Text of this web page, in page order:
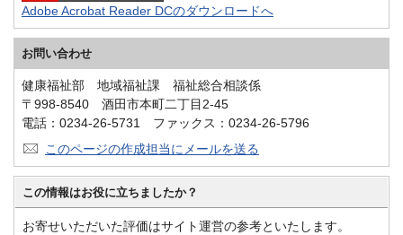
Adobe Acrobat Reader DCのダウンロードへ
お問い合わせ
健康福祉部 地域福祉課 福祉総合相談係
〒998-8540 酒田市本町二丁目2-45
電話：0234-26-5731 ファックス：0234-26-5796
このページの作成担当にメールを送る
この情報はお役に立ちましたか？
お寄せいただいた評価はサイト運営の参考といたします。